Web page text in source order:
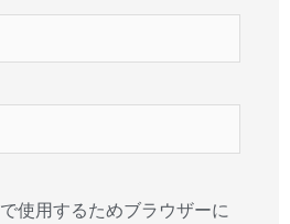
使用するためブラウザーに